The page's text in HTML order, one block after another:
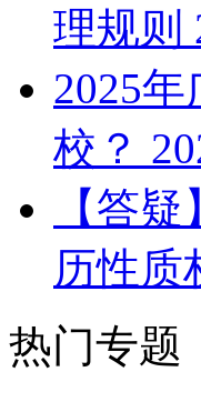
理规则
2025
校？
【答
历性质
热门专题
学历提升报考中心